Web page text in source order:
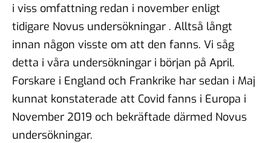
i viss omfattning redan i november enligt
tidigare Novus undersökningar . Alltså långt
innan någon visste om att den fanns. Vi såg
detta i våra undersökningar i början på April.
Forskare i England och Frankrike har sedan i Maj
kunnat konstaterade att Covid fanns i Europa i
November 2019 och bekräftade därmed Novus
undersökningar.